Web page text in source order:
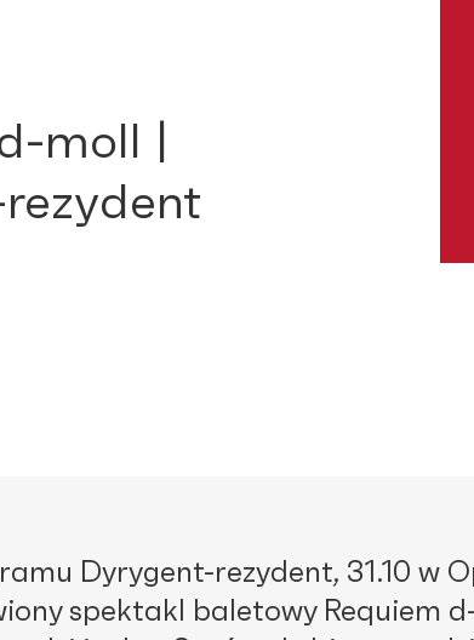
moll |
Dyrygent-rezydent, 31.10 w
spektakl baletowy Requiem